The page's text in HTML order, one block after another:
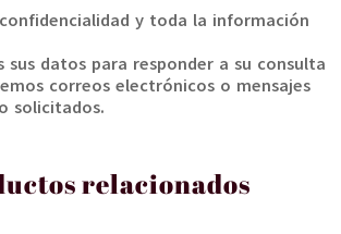
y toda la información
datos para responder a su consulta
correos electrónicos o mensajes
solicitados.
relacionados